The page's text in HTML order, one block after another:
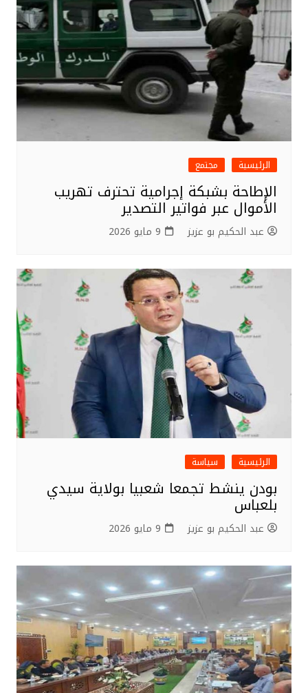
الرئيسية مجتمع
الإطاحة بشبكة إجرامية تحترف تهريب
الأموال عبر فواتير التصدير
عبد الحكيم بو عزيز 9 مايو 2026
الرئيسية سياسة
بودن ينشط تجمعا شعبيا بولاية سيدي
بلعباس
عبد الحكيم بو عزيز 9 مايو 2026